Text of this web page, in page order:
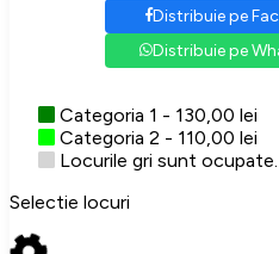
Distribuie pe
Distribuie pe
Categoria 1 - 130,00 lei
Categoria 2 - 110,00 lei
Locurile gri sunt ocupate.
Selectie locuri